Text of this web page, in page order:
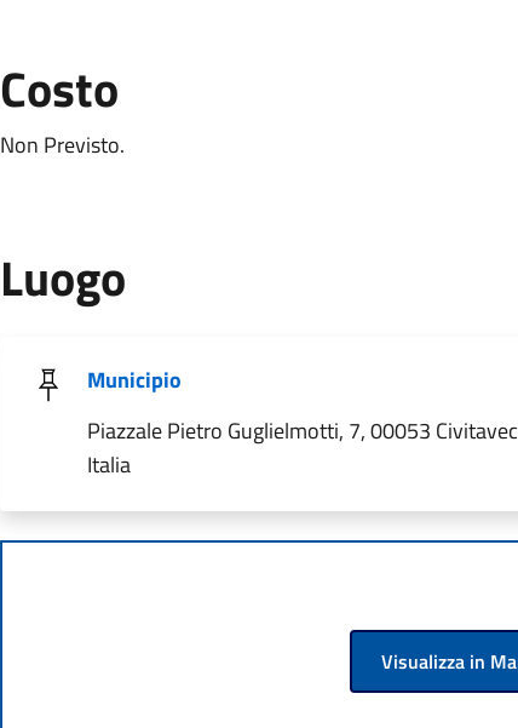
Costo
Non Previsto.
Luogo
Municipio
Piazzale Pietro Guglielmotti, 7, 00053
Italia
Visualizza in